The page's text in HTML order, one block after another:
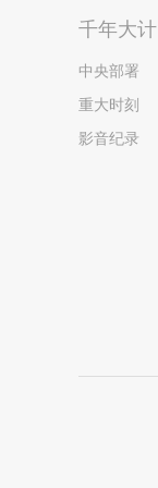
千年大计
中央部署
重大时刻
影音纪录